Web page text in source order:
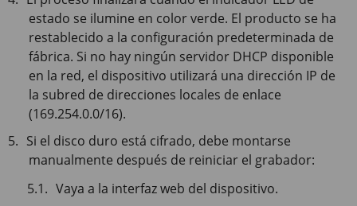
estado se ilumine en color verde. El producto se ha
restablecido a la configuración predeterminada de
fábrica. Si no hay ningún servidor DHCP disponible
en la red, el dispositivo utilizará una dirección IP de
la subred de direcciones locales de enlace
(169.254.0.0/16).
Si el disco duro está cifrado, debe montarse
manualmente después de reiniciar el grabador:
Vaya a la interfaz web del dispositivo.